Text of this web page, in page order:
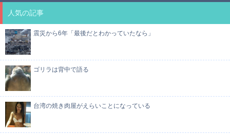
人気の記事
震災から6年「最後だとわかっていたなら」
ゴリラは背中で語る
台湾の焼き肉屋がえらいことになっている